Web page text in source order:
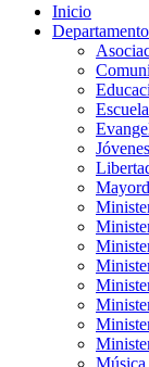
Inicio
Jóvenes
Música